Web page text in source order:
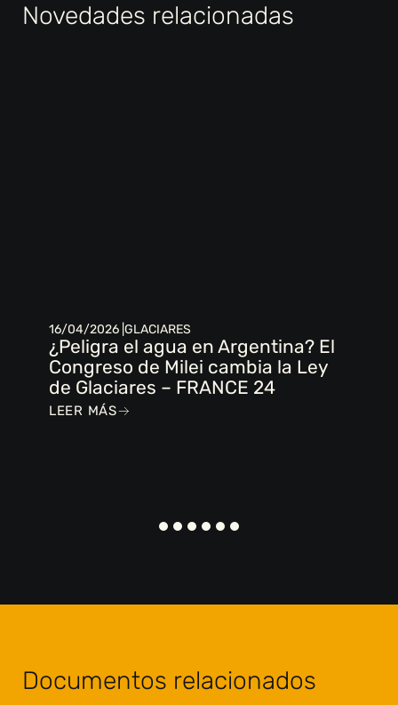
Novedades relacionadas
16/04/2026 | GLACIARES
¿Peligra el agua en Argentina? El
Congreso de Milei cambia la Ley
de Glaciares – FRANCE 24
LEER MÁS
Documentos relacionados